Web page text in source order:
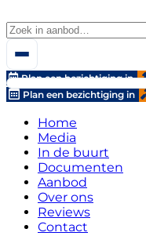
Plan een bezichtiging in
Plan een bezichtiging in
Home
Media
In de buurt
Documenten
Aanbod
Over ons
Reviews
Contact